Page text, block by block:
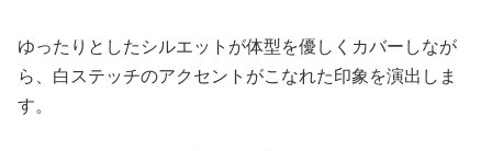
ゆったりとしたシルエットが体型を優しくカバーしなが
ら、白ステッチのアクセントがこなれた印象を演出しま
す。